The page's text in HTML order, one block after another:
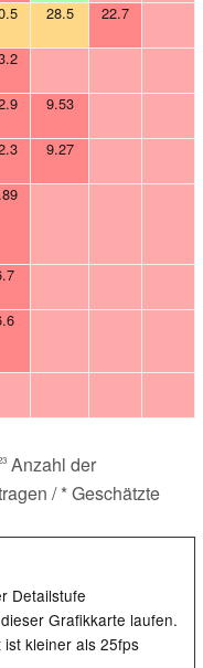
28.5 22.7
9.53
9.27
Anzahl der
/ * Geschätzte
Detailstufe
Grafikkarte laufen.
kleiner als 25fps